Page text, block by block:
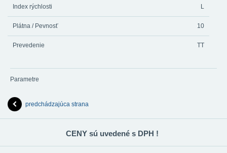
Index rýchlosti L
Plátna / Pevnosť 10
Prevedenie TT
Parametre
predchádzajúca strana
CENY sú uvedené s DPH !